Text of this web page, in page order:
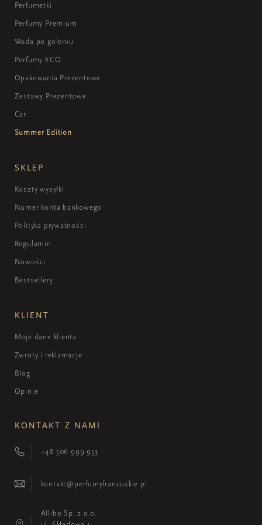
Perfumetki
Perfumy Premium
Woda po goleniu
Perfumy ECO
Opakowania Prezentowe
Zestawy Prezentowe
Car
Summer Edition
SKLEP
Koszty wysyłki
Numer konta bankowego
Polityka prywatności
Regulamin
Nowości
Bestsellery
KLIENT
Moje dane klienta
Zwroty i reklamacje
Blog
Opinie
KONTAKT Z NAMI
+48 506 999 953
kontakt@perfumyfrancuskie.pl
Allibo Sp. z o.o.